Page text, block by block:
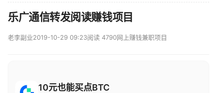
乐广通信转发阅读赚钱项目
老李副业2019-10-29 09:23阅读 4790网上赚钱兼职项目
10元也能买点BTC